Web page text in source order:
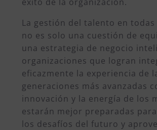
La gestión del talento en todas
no es solo una cuestión de
una estrategia de negocio
organizaciones que logran
eficazmente la experiencia de
generaciones más avanzadas
innovación y la energía de los
estarán mejor preparadas
los desafíos del futuro y